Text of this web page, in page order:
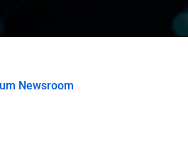
Newsroom